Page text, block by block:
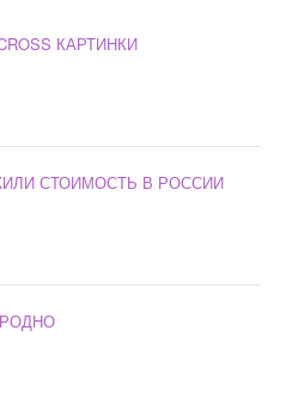
КАРТИНКИ
СТОИМОСТЬ В РОССИИ